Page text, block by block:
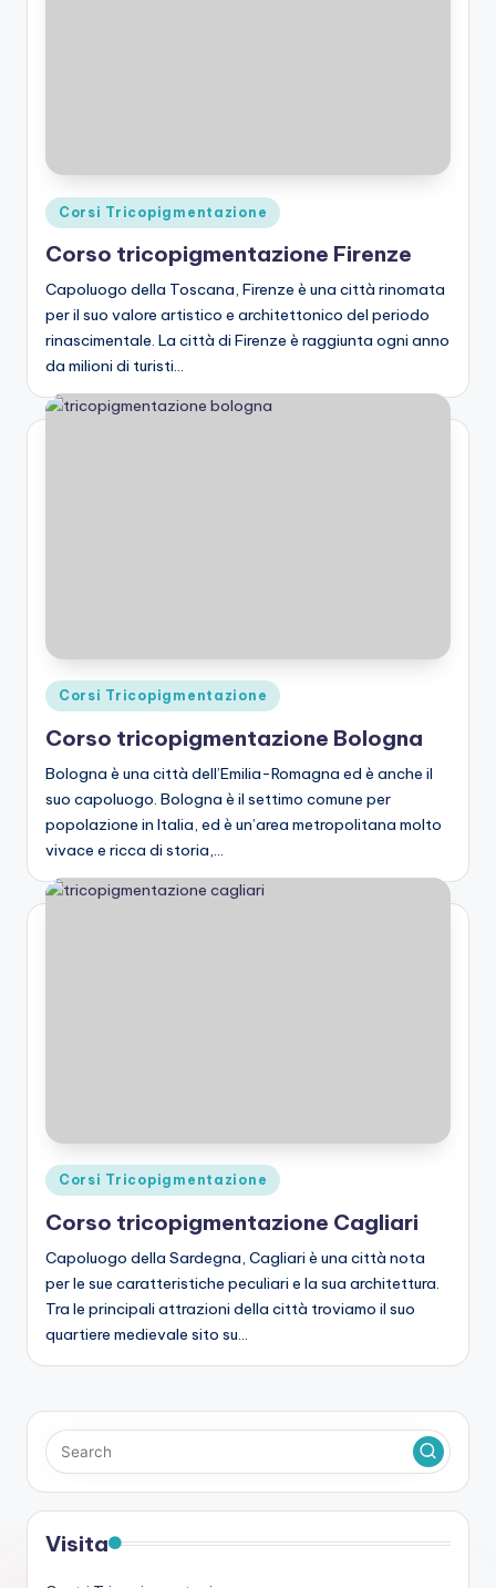
Posted
in
Corsi Tricopigmentazione
Corso tricopigmentazione Firenze
Capoluogo della Toscana, Firenze è una città rinomata
per il suo valore artistico e architettonico del periodo
rinascimentale. La città di Firenze è raggiunta ogni anno
da milioni di turisti…
Posted
in
Corsi Tricopigmentazione
Corso tricopigmentazione Bologna
Bologna è una città dell’Emilia-Romagna ed è anche il
suo capoluogo. Bologna è il settimo comune per
popolazione in Italia, ed è un’area metropolitana molto
vivace e ricca di storia,…
Posted
in
Corsi Tricopigmentazione
Corso tricopigmentazione Cagliari
Capoluogo della Sardegna, Cagliari è una città nota
per le sue caratteristiche peculiari e la sua architettura.
Tra le principali attrazioni della città troviamo il suo
quartiere medievale sito su…
Visita